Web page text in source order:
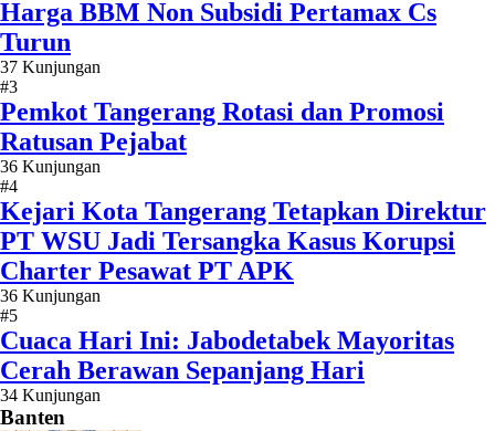
Harga BBM Non Subsidi Pertamax Cs
Turun
37 Kunjungan
#3
Pemkot Tangerang Rotasi dan Promosi
Ratusan Pejabat
36 Kunjungan
#4
Kejari Kota Tangerang Tetapkan Direktur
PT WSU Jadi Tersangka Kasus Korupsi
Charter Pesawat PT APK
36 Kunjungan
#5
Cuaca Hari Ini: Jabodetabek Mayoritas
Cerah Berawan Sepanjang Hari
34 Kunjungan
Banten